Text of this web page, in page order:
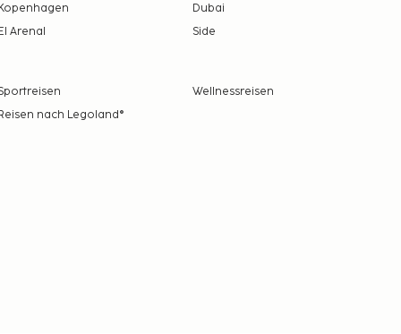
Dubai
Arenal Side
Wellnessreisen
nach Legoland®